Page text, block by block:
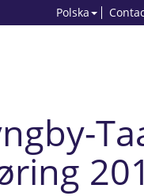
Polska